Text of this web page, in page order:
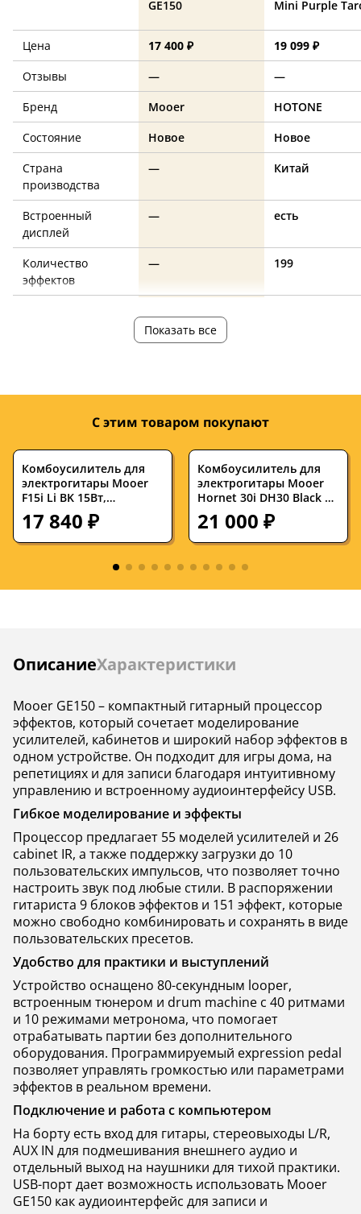
GE150 Mini Purple
Цена 17 400 ₽
19 099 ₽
Отзывы
—
—
Бренд
Mooer
HOTONE
Состояние
Новое
Новое
Страна
производства
— Китай
Встроенный
дисплей
— есть
Количество
эффектов
— 199
Показать все
С этим товаром покупают
Комбоусилитель для
электрогитары Mooer
F15i Li BK 15Вт,
портативный, со
встроенным
процессором эффектов,
17 840 ₽
Комбоусилитель для
электрогитары Mooer
Hornet 30i DH30 Black 30
Ватт цифровой iAMP
21 000 ₽
ОписаниеХарактеристики
Инструкции
Mooer GE150 – компактный гитарный процессор
эффектов, который сочетает моделирование
усилителей, кабинетов и широкий набор эффектов в
одном устройстве. Он подходит для игры дома, на
репетициях и для записи благодаря интуитивному
управлению и встроенному аудиоинтерфейсу USB.
Гибкое моделирование и эффекты
Процессор предлагает 55 моделей усилителей и 26
cabinet IR, а также поддержку загрузки до 10
пользовательских импульсов, что позволяет точно
настроить звук под любые стили. В распоряжении
гитариста 9 блоков эффектов и 151 эффект, которые
можно свободно комбинировать и сохранять в виде
пользовательских пресетов.
Удобство для практики и выступлений
Устройство оснащено 80-секундным looper,
встроенным тюнером и drum machine с 40 ритмами
и 10 режимами метронома, что помогает
отрабатывать партии без дополнительного
оборудования. Программируемый expression pedal
позволяет управлять громкостью или параметрами
эффектов в реальном времени.
Подключение и работа с компьютером
На борту есть вход для гитары, стереовыходы L/R,
AUX IN для подмешивания внешнего аудио и
отдельный выход на наушники для тихой практики.
USB-порт дает возможность использовать Mooer
GE150 как аудиоинтерфейс для записи и